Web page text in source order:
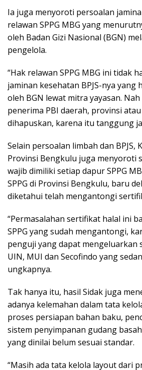
Ia juga menyoroti persoalan
relawan SPPG MBG yang
oleh Badan Gizi Nasional (BGN)
pengelola.
“Hak relawan SPPG MBG ini tidak
jaminan kesehatan BPJS-nya yang
oleh BGN lewat mitra yayasan.
penerima PBI daerah, provinsi
dihapuskan, karena itu tanggung
Selain persoalan limbah dan BPJS,
Provinsi Bengkulu juga menyoroti
wajib dimiliki setiap dapur SPPG
SPPG di Provinsi Bengkulu, baru
diketahui telah mengantongi
“Permasalahan sertifikat halal ini
SPPG yang sudah mengantongi,
penguji yang dapat mengeluarkan
UIN, MUI dan Secofindo yang
ungkapnya.
Tak hanya itu, hasil Sidak juga
adanya kelemahan dalam tata
proses persiapan bahan baku,
sistem penyimpanan gudang
yang dinilai belum sesuai standar.
“Masih ada tata kelola layout dari